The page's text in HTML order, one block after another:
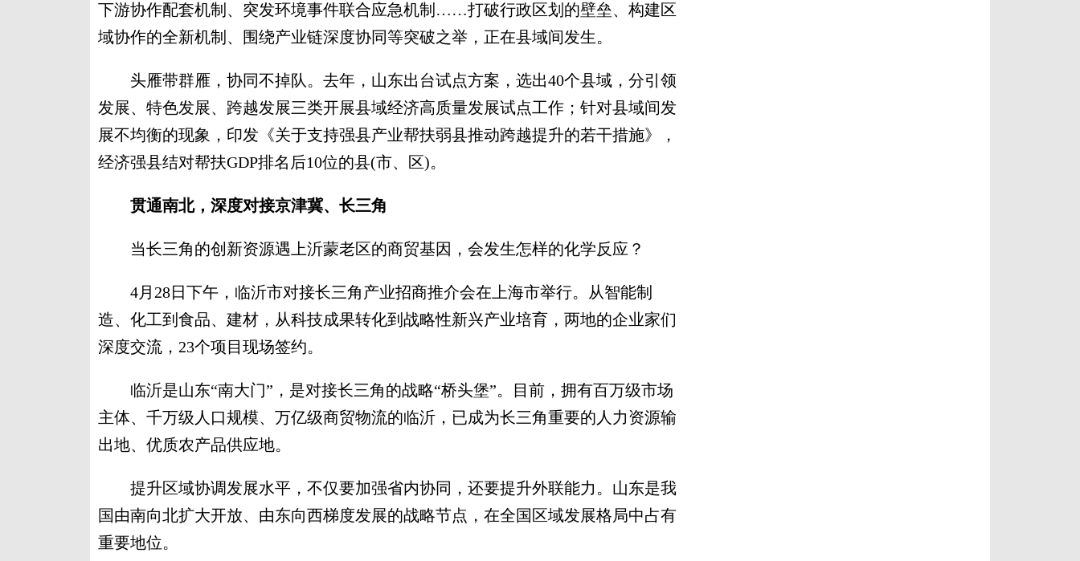
下游协作配套机制、突发环境事件联合应急机制……打破行政区划的壁垒、构建区
域协作的全新机制、围绕产业链深度协同等突破之举，正在县域间发生。
头雁带群雁，协同不掉队。去年，山东出台试点方案，选出40个县域，分引领
发展、特色发展、跨越发展三类开展县域经济高质量发展试点工作；针对县域间发
展不均衡的现象，印发《关于支持强县产业帮扶弱县推动跨越提升的若干措施》，
经济强县结对帮扶GDP排名后10位的县(市、区)。
贯通南北，深度对接京津冀、长三角
当长三角的创新资源遇上沂蒙老区的商贸基因，会发生怎样的化学反应？
4月28日下午，临沂市对接长三角产业招商推介会在上海市举行。从智能制
造、化工到食品、建材，从科技成果转化到战略性新兴产业培育，两地的企业家们
深度交流，23个项目现场签约。
临沂是山东“南大门”，是对接长三角的战略“桥头堡”。目前，拥有百万级市场
主体、千万级人口规模、万亿级商贸物流的临沂，已成为长三角重要的人力资源输
出地、优质农产品供应地。
提升区域协调发展水平，不仅要加强省内协同，还要提升外联能力。山东是我
国由南向北扩大开放、由东向西梯度发展的战略节点，在全国区域发展格局中占有
重要地位。